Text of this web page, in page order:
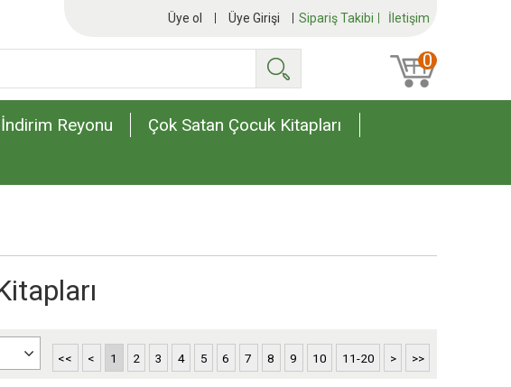
Sipariş Takibi İletişim
Üye ol Üye Girişi
0
İndirim Reyonu
Çok Satan Çocuk Kitapları
<< < 1 2 3 4 5 6 7 8 9 10 11-20 > >>